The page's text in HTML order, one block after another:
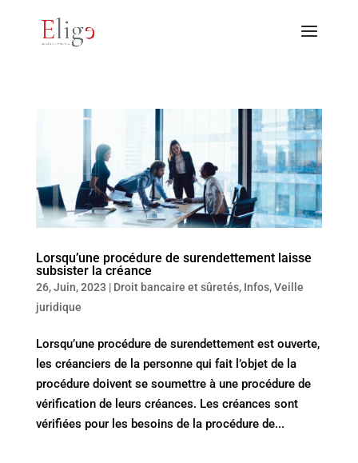
Lorsqu’une procédure de surendettement laisse
subsister la créance
26, Juin, 2023 | Droit bancaire et sûretés, Infos,Veille
juridique
Lorsqu’une procédure de surendettement est ouverte,
les créanciers de la personne qui fait l’objet de la
procédure doivent se soumettre à une procédure de
vérification de leurs créances. Les créances sont
vérifiées pour les besoins de la procédure de...